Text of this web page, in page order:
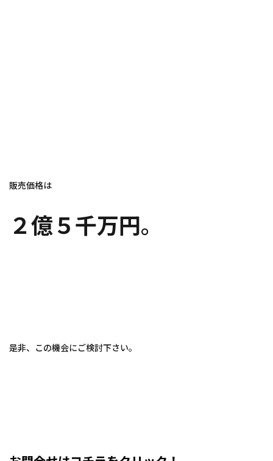
販売価格は
２億５千万円。
是非、この機会にご検討下さい。